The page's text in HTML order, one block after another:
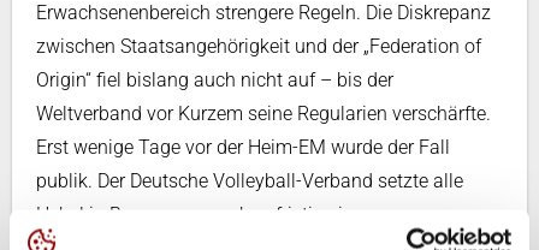
Erwachsenenbereich strengere Regeln. Die Diskrepanz
zwischen Staatsangehörigkeit und der „Federation of
Origin“ fiel bislang auch nicht auf – bis der
Weltverband vor Kurzem seine Regularien verschärfte.
Erst wenige Tage vor der Heim-EM wurde der Fall
publik. Der Deutsche Volleyball-Verband setzte alle
Hebel in Bewegung, um kurzfristig eine